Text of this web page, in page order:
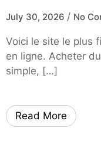
July 30, 2026 / No
Voici le site le plus
en ligne. Acheter
simple, […]
Read More